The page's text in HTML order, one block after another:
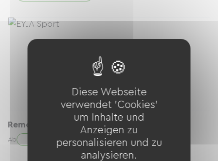
Remorque tout-terrain + VTTAE
Ab 80.00 € / Tag
Diese Webseite
verwendet 'Cookies'
um Inhalte und
Anzeigen zu
personalisieren und zu
analysieren.